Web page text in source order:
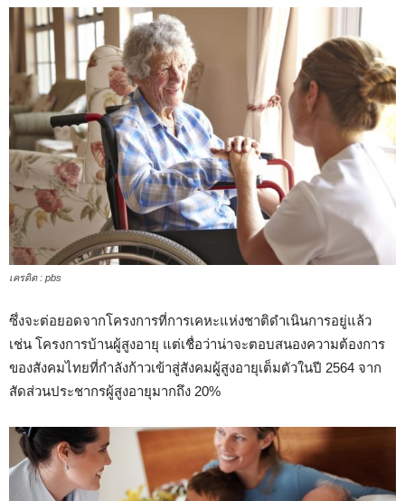
เครดิต : pbs
ซึ่งจะต่อยอดจากโครงการที่การเคหะแห่งชาติดำเนินการอยู่แล้ว
เช่น โครงการบ้านผู้สูงอายุ แต่เชื่อว่าน่าจะตอบสนองความต้องการ
ของสังคมไทยที่กำลังก้าวเข้าสู่สังคมผู้สูงอายุเต็มตัวในปี 2564 จาก
สัดส่วนประชากรผู้สูงอายุมากถึง 20%